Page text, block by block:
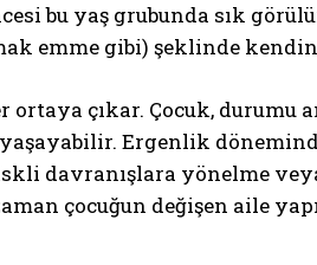
bu yaş grubunda sık
emme gibi) şeklinde
çıkar. Çocuk, durumu
Ergenlik
davranışlara yönelme
çocuğun değişen aile